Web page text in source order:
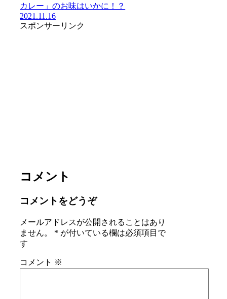
カレー」のお味はいかに！？
2021.11.16
スポンサーリンク
コメント
コメントをどうぞ
メールアドレスが公開されることはあり
ません。
* が付いている欄は必須項目で
す
コメント ※